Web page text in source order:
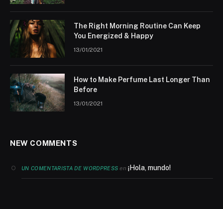
The Right Morning Routine Can Keep
You Energized & Happy
13/01/2021
How to Make Perfume Last Longer Than
Before
13/01/2021
NEW COMMENTS
UN COMENTARISTA DE WORDPRESS en¡Hola, mundo!